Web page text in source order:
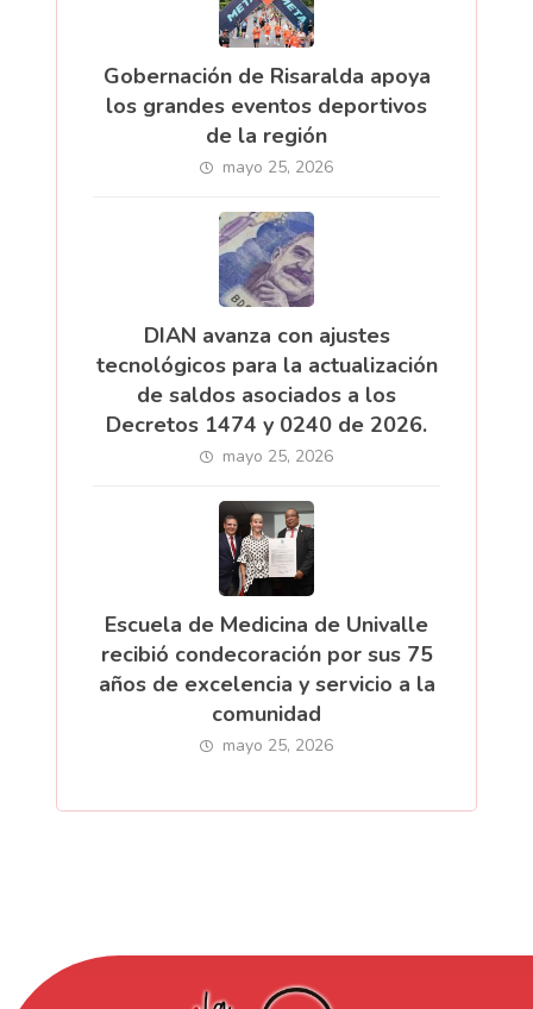
Gobernación de Risaralda apoya
los grandes eventos deportivos
de la región
mayo 25, 2026
DIAN avanza con ajustes
tecnológicos para la actualización
de saldos asociados a los
Decretos 1474 y 0240 de 2026.
mayo 25, 2026
Escuela de Medicina de Univalle
recibió condecoración por sus 75
años de excelencia y servicio a la
comunidad
mayo 25, 2026